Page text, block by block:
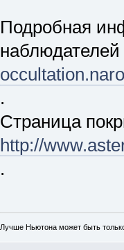
Подробная
.
Страница
http://
.
Лучше Ньютона может быть